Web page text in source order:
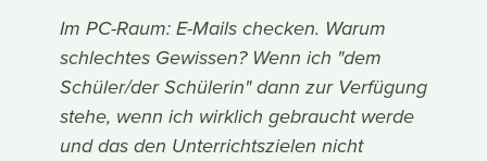
Im PC-Raum: E-Mails checken. Warum
schlechtes Gewissen? Wenn ich "dem
Schüler/der Schülerin" dann zur Verfügung
stehe, wenn ich wirklich gebraucht werde
und das den Unterrichtszielen nicht